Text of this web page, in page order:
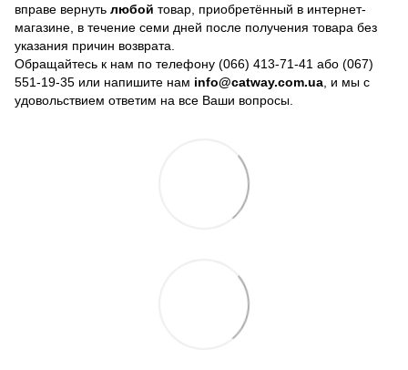
вправе вернуть любой товар, приобретённый в интернет-
магазине, в течение семи дней после получения товара без
указания причин возврата.
Обращайтесь к нам по телефону (066) 413-71-41 або (067)
551-19-35 или напишите нам info@catway.com.ua , и мы с
удовольствием ответим на все Ваши вопросы.